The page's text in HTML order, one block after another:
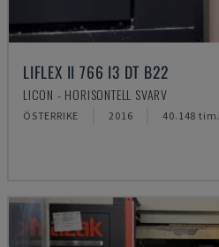
LIFLEX II 766 I3 DT B22
LICON - HORISONTELL SVARV
ÖSTERRIKE 2016 40.148 tim.